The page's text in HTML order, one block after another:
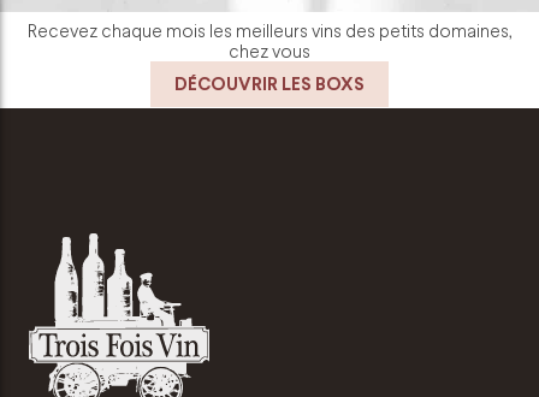
Recevez chaque mois les meilleurs vins des petits domaines,
chez vous
DÉCOUVRIR LES BOXS